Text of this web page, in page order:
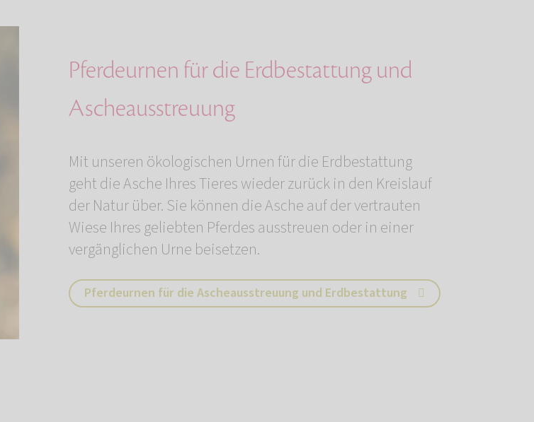
Pferdeurnen für die Erdbestattung und
Ascheausstreuung
Mit unseren ökologischen Urnen für die Erdbestattung
geht die Asche Ihres Tieres wieder zurück in den Kreislauf
der Natur über. Sie können die Asche auf der vertrauten
Wiese Ihres geliebten Pferdes ausstreuen oder in einer
vergänglichen Urne beisetzen.
Pferdeurnen für die Ascheausstreuung und Erdbestattung